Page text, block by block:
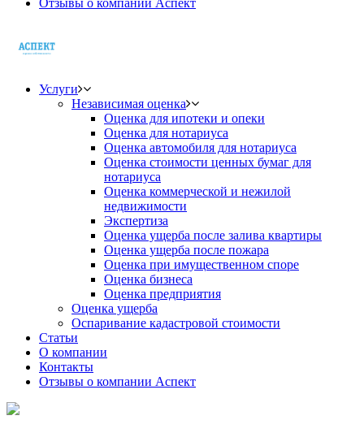
Отзывы о компании Аспект
Услуги
Независимая оценка
Оценка для ипотеки и опеки
Оценка для нотариуса
Оценка автомобиля для нотариуса
Оценка стоимости ценных бумаг для
нотариуса
Оценка коммерческой и нежилой
недвижимости
Экспертиза
Оценка ущерба после залива квартиры
Оценка ущерба после пожара
Оценка при имущественном споре
Оценка бизнеса
Оценка предприятия
Оценка ущерба
Оспаривание кадастровой стоимости
Статьи
О компании
Контакты
Отзывы о компании Аспект